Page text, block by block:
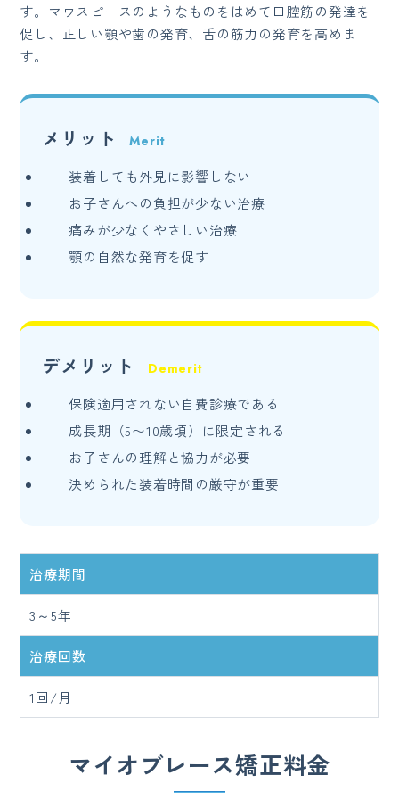
す。マウスピースのようなものをはめて口腔筋の発達を
促し、正しい顎や歯の発育、舌の筋力の発育を高めま
す。
メリット
装着しても外見に影響しない
お子さんへの負担が少ない治療
痛みが少なくやさしい治療
顎の自然な発育を促す
デメリット
保険適用されない自費診療である
成長期（5〜10歳頃）に限定される
お子さんの理解と協力が必要
決められた装着時間の厳守が重要
治療期間
3～5年
治療回数
1回/月
マイオブレース矯正料金